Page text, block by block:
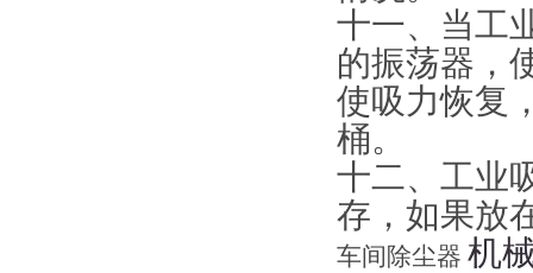
十一、当工
的振荡器，
使吸力恢复
桶。
十二、工业
存，如果放
车间除尘器 机